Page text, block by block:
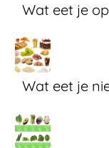
Wat eet je
Wat eet je